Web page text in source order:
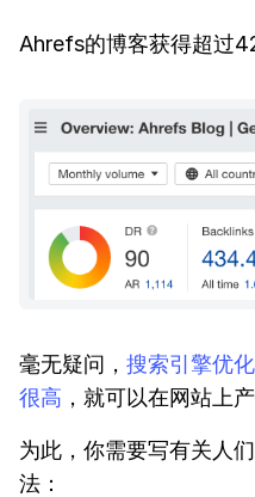
Ahrefs的博客获得超过
毫无疑问， 搜索引擎优化
很高 ，就可以在网站上
为此，你需要写有关人
法：